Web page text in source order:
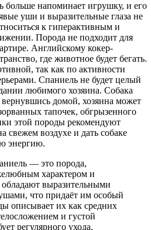
больше напоминает игрушку, и его
уши и выразительные глаза не
к гиперактивным и
Порода не подходит для
Английскому кокер-
где животное будет бегать.
так как по активности
Спаниель не будет целый
любимого хозяина. Собака
вернувшись домой, хозяина может
тапочек, обгрызенного
этой породы рекомендуют
свежем воздухе и дать собаке
энергию.
— это порода,
характером и
выразительными
что придаёт им особый
описывает их как средних
и густой
регулярного ухода.